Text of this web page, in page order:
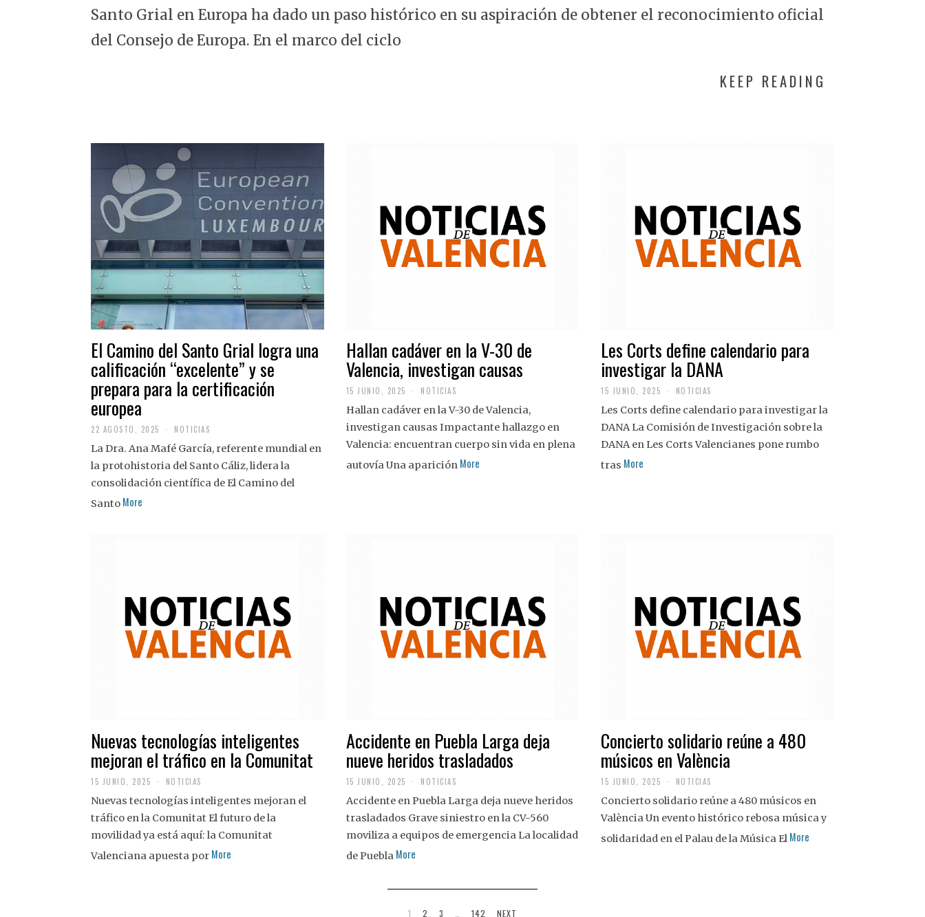
Santo Grial en Europa ha dado un paso histórico en su aspiración de obtener el reconocimiento oficial
del Consejo de Europa. En el marco del ciclo
KEEP READING
El Camino del Santo Grial logra una
calificación “excelente” y se
prepara para la certificación
europea
22 AGOSTO, 2025
A
G
O
S
NOTICIAS
La Dra. Ana Mafé García, referente mundial en
la protohistoria del Santo Cáliz, lidera la
consolidación científica de El Camino del
Santo More
Hallan cadáver en la V-30 de
Valencia, investigan causas
15 JUNIO, 2025 NOTICIAS
Hallan cadáver en la V-30 de Valencia,
investigan causas Impactante hallazgo en
Valencia: encuentran cuerpo sin vida en plena
autovía Una aparición More
Les Corts define calendario para
investigar la DANA
15 JUNIO, 2025 NOTICIAS
Les Corts define calendario para investigar la
DANA La Comisión de Investigación sobre la
DANA en Les Corts Valencianes pone rumbo
tras More
Nuevas tecnologías inteligentes
mejoran el tráfico en la Comunitat
15 JUNIO, 2025 NOTICIAS
Nuevas tecnologías inteligentes mejoran el
tráfico en la Comunitat El futuro de la
movilidad ya está aquí: la Comunitat
Valenciana apuesta por More
Accidente en Puebla Larga deja
nueve heridos trasladados
15 JUNIO, 2025 NOTICIAS
Accidente en Puebla Larga deja nueve heridos
trasladados Grave siniestro en la CV-560
moviliza a equipos de emergencia La localidad
de Puebla More
Concierto solidario reúne a 480
músicos en València
15 JUNIO, 2025 NOTICIAS
Concierto solidario reúne a 480 músicos en
València Un evento histórico rebosa música y
solidaridad en el Palau de la Música El More
1 2 3 … 142 NEXT